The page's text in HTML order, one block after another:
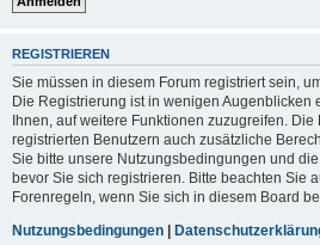
REGISTRIEREN
Sie müssen in diesem Forum registriert sein,
Die Registrierung ist in wenigen Augenblicken
Ihnen, auf weitere Funktionen zuzugreifen.
registrierten Benutzern auch zusätzliche
Sie bitte unsere Nutzungsbedingungen und
bevor Sie sich registrieren. Bitte beachten Sie
Forenregeln, wenn Sie sich in diesem Board
Nutzungsbedingungen |